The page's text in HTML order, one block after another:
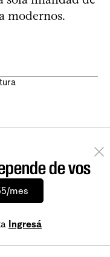
modernos.
de vos
mes
Ingresá